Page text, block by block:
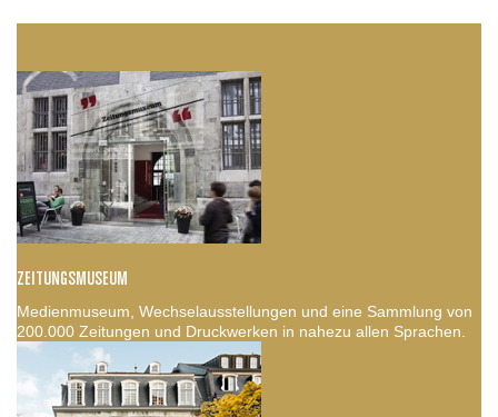
ZEITUNGSMUSEUM
Medienmuseum, Wechselausstellungen und eine Sammlung von
200.000 Zeitungen und Druckwerken in nahezu allen Sprachen.